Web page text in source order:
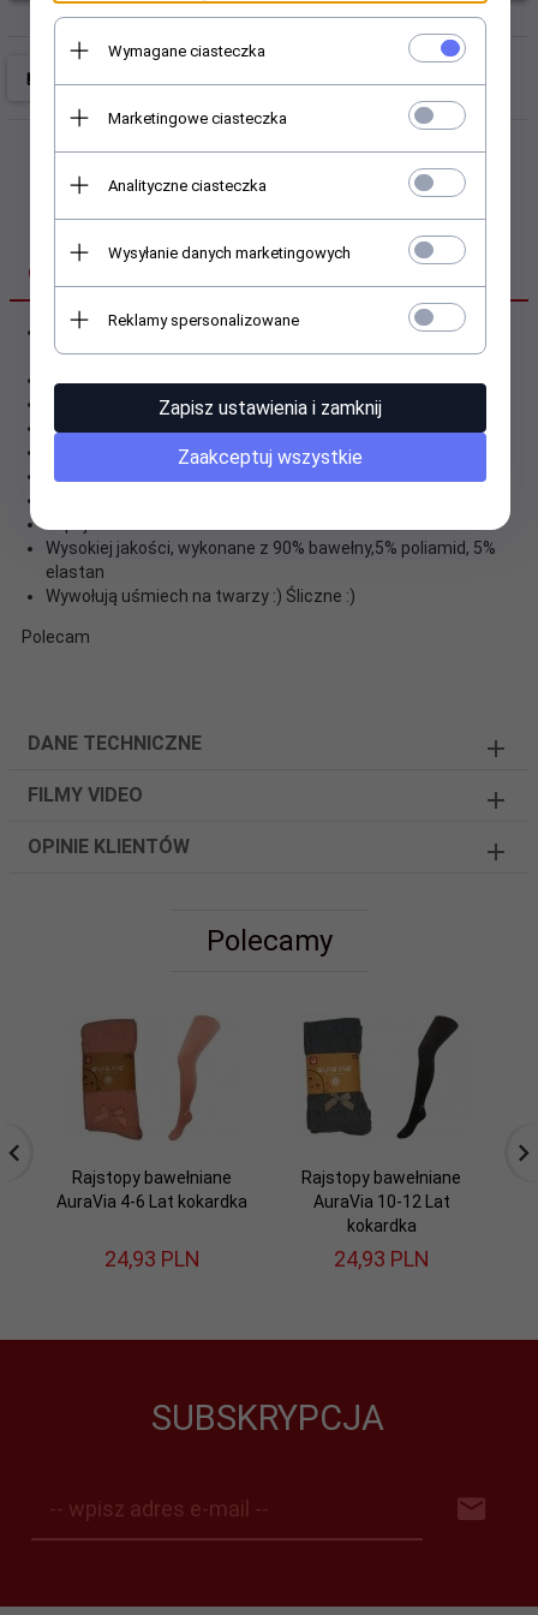
OPIS PRODUKTU
Rajtuzki dziecięce świąteczne, rozmiar 4-6 lat (104 cm - 116
cm) firmy Aura.via.
Rajstopy posiadają połyskujące elementy.
Zabawne wzornictwo oraz wysokiej jakości materiały
Dla naszych młodych dam :)
Świetny pomysł na drobny prezent dla najbliższych
Bardzo miłe w dotyku
Wysokiej jakości, wykonane z 90% bawełny,5% poliamid, 5%
elastan
Wywołują uśmiech na twarzy :) Śliczne :)
Polecam
DANE TECHNICZNE
FILMY VIDEO
OPINIE KLIENTÓW
Polecamy
Rajstopy bawełniane
AuraVia 4-6 Lat kokardka
24,93 PLN
Rajstopy bawełniane
AuraVia 10-12 Lat
kokardka
24,93 PLN
SUBSKRYPCJA
-- wpisz adres e-mail --
Wymagane ciasteczka
Marketingowe ciasteczka
Analityczne ciasteczka
Wysyłanie danych marketingowych
Reklamy spersonalizowane
Zapisz ustawienia i zamknij
Zaakceptuj wszystkie